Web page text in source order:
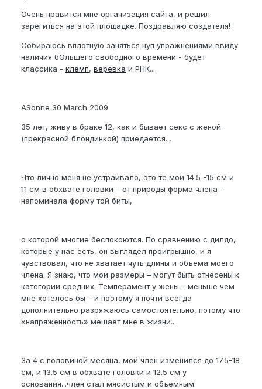
Очень нравится мне организация сайта, и решил
зарегиться на этой площадке. Поздравляю создателя!
Cобираюсь вплотную заняться нуп упражнениями ввиду
наличия бОльшего свободного времени - будет
классика - клемп, веревка и РНК....
ASonne 30 March 2009
35 лет, живу в браке 12, как и бывает секс с женой
(прекрасной блондинкой) приедается..,
Что лично меня не устраивало, это те мои 14.5 -15 см и
11 см в обхвате головки – от природы форма члена –
напоминала форму той биты,
о которой многие беспокоются. По сравнению с дилдо,
которые у нас есть, он выглядел проигрышно, и я
чувствовал, что не хватает чуть длины и объема моего
члена. Я знаю, что мои размеры – могут быть отнесены к
категории средних. Темперамент у жены – меньше чем
мне хотелось бы – и поэтому я почти всегда
дополнительно разряжаюсь самостоятельно, потому что
«напряженность» мешает мне в жизни..
За 4 с половиной месяца, мой член изменился до 17.5-18
см, и 13.5 см в обхвате головки и 12.5 см у
основания...член стал мясистым и объемным.